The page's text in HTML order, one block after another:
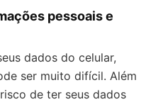
pessoais e
dados do celular,
ser muito difícil. Além
de ter seus dados